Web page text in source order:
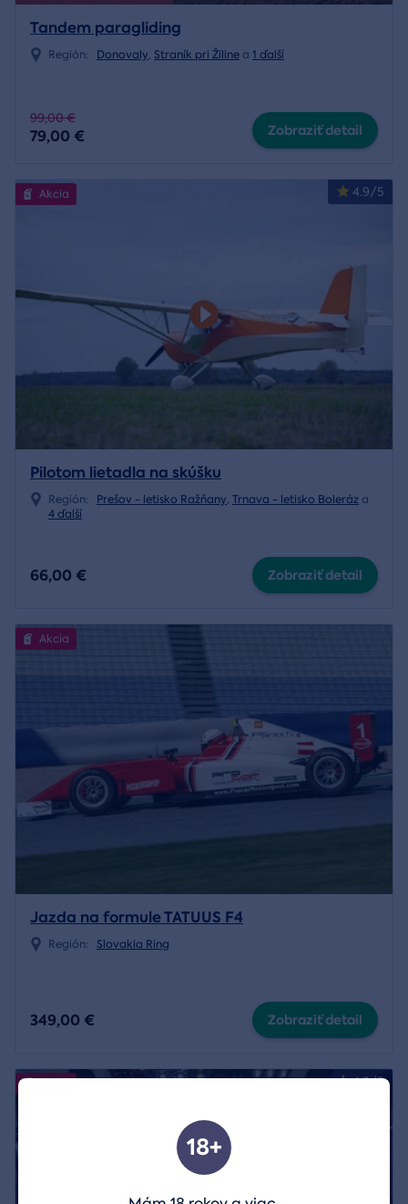
Tandem paragliding
Región: Donovaly, Straník pri Žiline a 1 ďalší
99,00 €
79,00 € Zobraziť detail
4.9/5
Akcia
Pilotom lietadla na skúšku
Región: Prešov - letisko Ražňany, Trnava - letisko Boleráz a
4 ďalší
66,00 € Zobraziť detail
Akcia
Jazda na formule TATUUS F4
Región: Slovakia Ring
349,00 € Zobraziť detail
4.9/5
18+